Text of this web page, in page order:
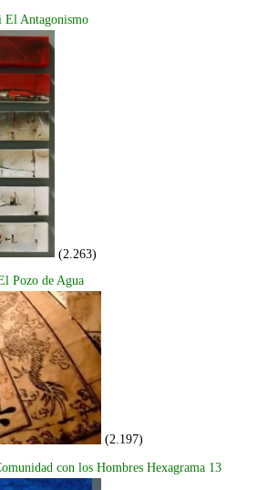
El Antagonismo
(2.263)
Pozo de Agua
(2.197)
con los Hombres Hexagrama 13